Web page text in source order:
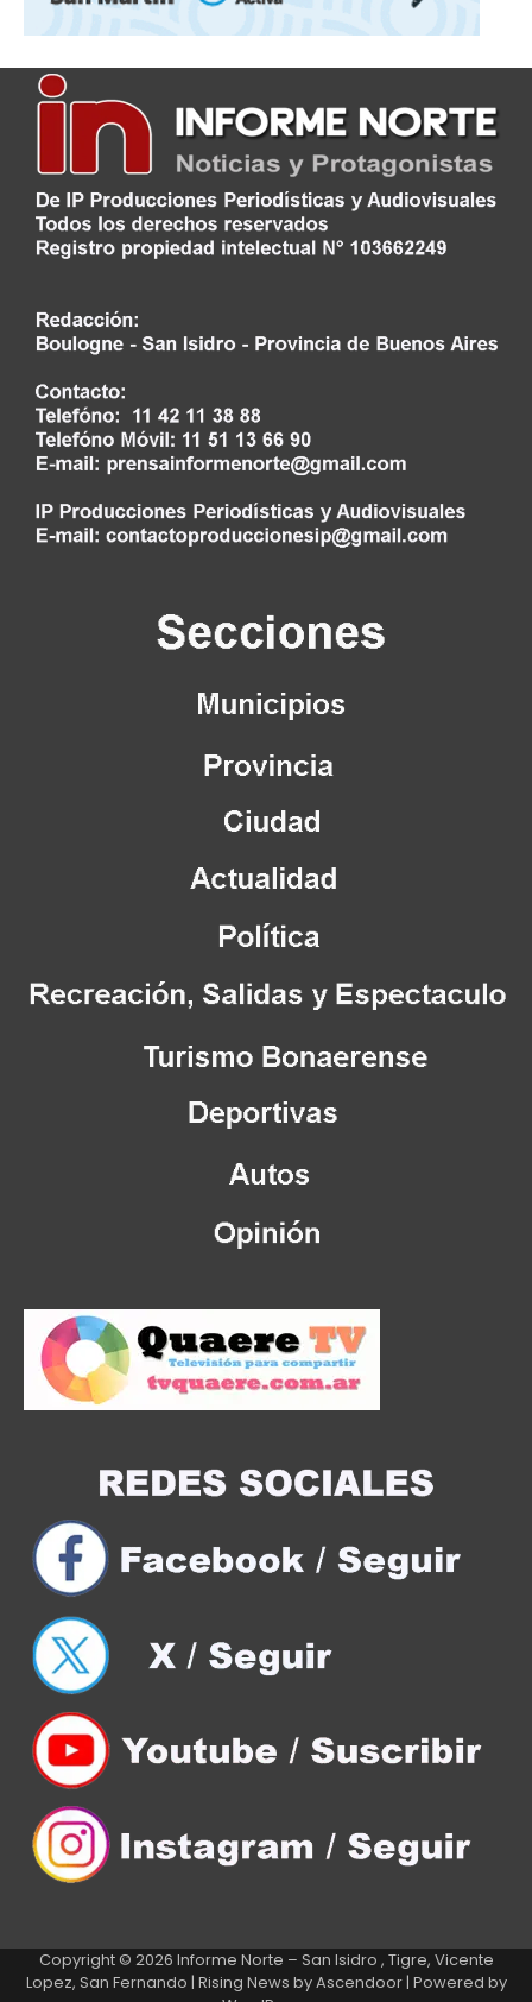
Copyright © 2026 Informe Norte – San Isidro , Tigre, Vicente
Lopez, San Fernando | Rising News byAscendoor| Powered by